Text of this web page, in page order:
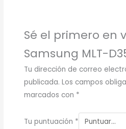
Sé el primero en
Samsung MLT-
Tu dirección de correo
publicada. Los campos
marcados con *
Tu puntuación *